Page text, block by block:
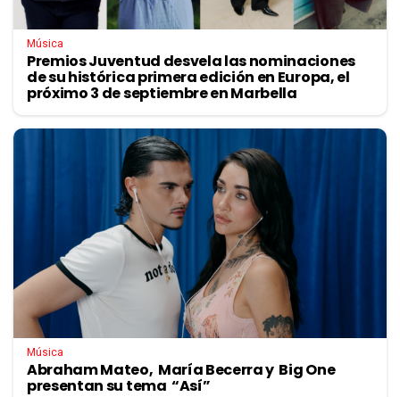
Música
Premios Juventud desvela las nominaciones
de su histórica primera edición en Europa, el
próximo 3 de septiembre en Marbella
Música
Abraham Mateo, María Becerra y Big One
presentan su tema “Así”